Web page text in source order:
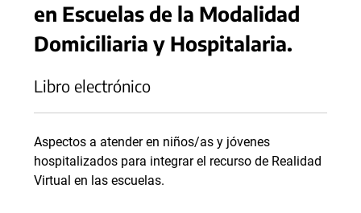
en Escuelas de la Modalidad
Domiciliaria y Hospitalaria.
Libro electrónico
Aspectos a atender en niños/as y jóvenes
hospitalizados para integrar el recurso de Realidad
Virtual en las escuelas.